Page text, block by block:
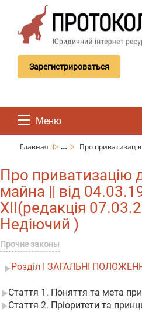
Зарегистрироваться
Меню
Главная ... Про
Про приватизацію
майна || від
XII(редакція
Недіючий )
Прочие законы
Розділ I ЗАГАЛЬНІ
Стаття 1. Поняття та мета
Стаття 2. Пріоритети та